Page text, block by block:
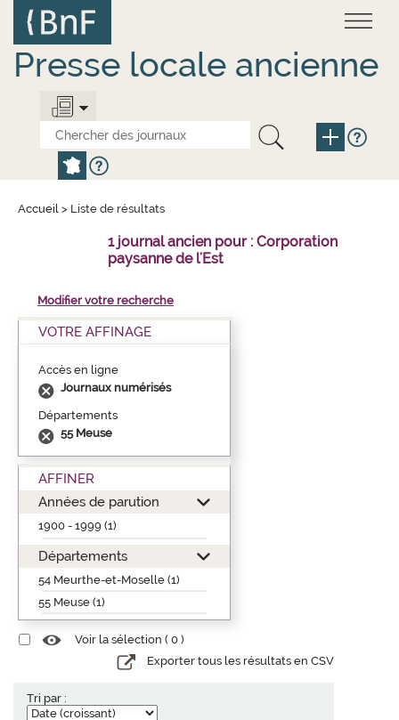
contenu
principal
Presse locale ancienne
Accueil > Liste de résultats
1 journal ancien pour : Corporation
paysanne de l'Est
Modifier votre recherche
VOTRE AFFINAGE
Accès en ligne
Journaux numérisés
Départements
55 Meuse
AFFINER
Années de parution
1900 - 1999 (1)
Départements
54 Meurthe-et-Moselle (1)
55 Meuse (1)
Voir la sélection ( 0 )
Exporter tous les résultats en CSV
Tri par :
Panneau de gestion des cookies